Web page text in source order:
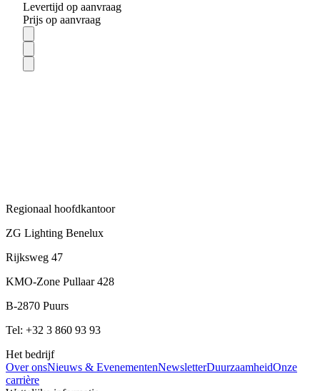
Levertijd op aanvraag
Prijs op aanvraag
Regionaal hoofdkantoor
ZG Lighting Benelux
Rijksweg 47
KMO-Zone Pullaar 428
B-2870 Puurs
Tel: +32 3 860 93 93
Het bedrijf
Over onsNieuws & EvenementenNewsletterDuurzaamheidOnze
carrière